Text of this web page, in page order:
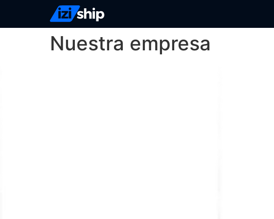
Nuestra empresa